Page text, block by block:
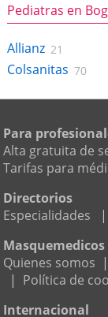
Pediatras en
Allianz 21
Colsanitas 70
Para
Alta gratuita de
Tarifas para
Directorios
Especialidades
|
Masquemedicos
Quienes somos |
| Política de
Internacional